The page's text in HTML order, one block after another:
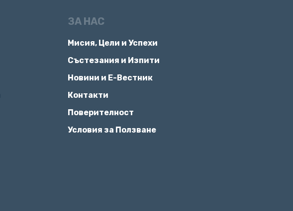
ЗА НАС
Мисия, Цели и Успехи
Състезания и Изпити
Новини и Е-Вестник
Контакти
Поверителност
Условия за Ползване